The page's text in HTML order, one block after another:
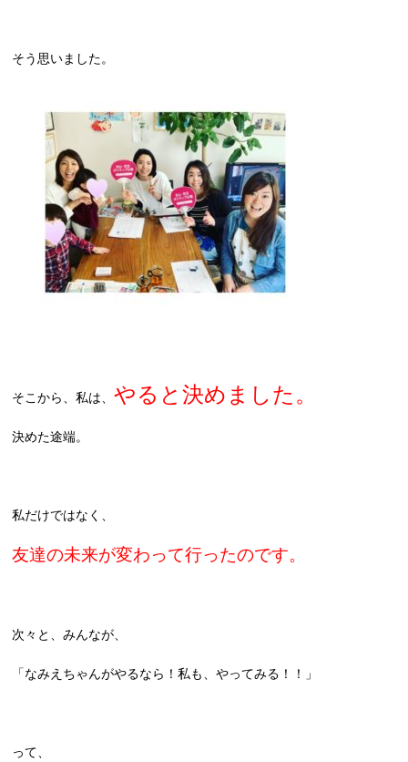
そう思いました。
そこから、私は、やると決めました。
決めた途端。
私だけではなく、
友達の未来が変わって行ったのです。
次々と、みんなが、
「なみえちゃんがやるなら！私も、やってみる！！」
って、